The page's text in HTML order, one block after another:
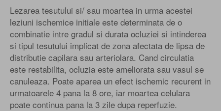
Lezarea tesutului si/ sau moartea in urma acestei
leziuni ischemice initiale este determinata de o
combinatie intre gradul si durata ocluziei si intinderea
si tipul tesutului implicat de zona afectata de lipsa de
distributie capilara sau arteriolara. Cand circulatia
este restabilita, ocluzia este ameliorata sau vasul se
canuleaza. Poate aparea un efect ischemic recurent in
urmatoarele 4 pana la 8 ore, iar moartea celulara
poate continua pana la 3 zile dupa reperfuzie.